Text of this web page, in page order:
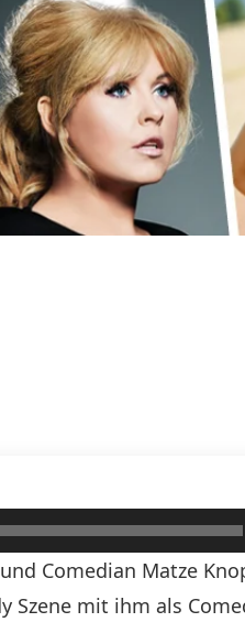
Comedian Matze
Szene mit ihm als